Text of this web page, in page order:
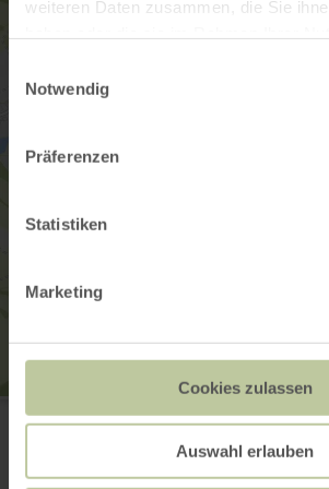
weiteren Daten zusammen, die Sie
Notwendig
Präferenzen
Statistiken
Marketing
Cookies zulassen
Auswahl erlauben
Kalvarienbergstraße 5